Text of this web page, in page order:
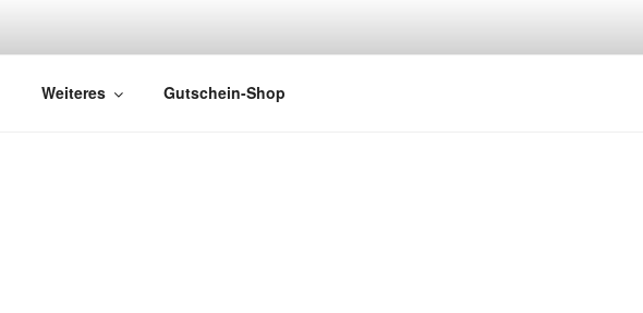
Weiteres Gutschein-Shop